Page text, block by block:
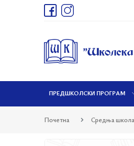
ПРЕДШКОЛСКИ ПРОГРАМ
Почетна Средња школа